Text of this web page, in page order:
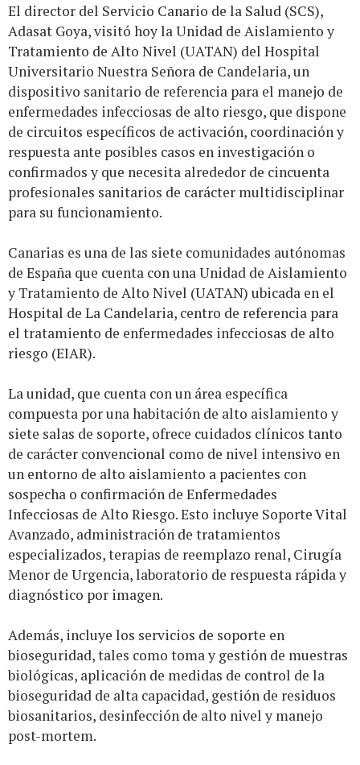
El director del Servicio Canario de la Salud (SCS),
Adasat Goya, visitó hoy la Unidad de Aislamiento y
Tratamiento de Alto Nivel (UATAN) del Hospital
Universitario Nuestra Señora de Candelaria, un
dispositivo sanitario de referencia para el manejo de
enfermedades infecciosas de alto riesgo, que dispone
de circuitos específicos de activación, coordinación y
respuesta ante posibles casos en investigación o
confirmados y que necesita alrededor de cincuenta
profesionales sanitarios de carácter multidisciplinar
para su funcionamiento.
Canarias es una de las siete comunidades autónomas
de España que cuenta con una Unidad de Aislamiento
y Tratamiento de Alto Nivel (UATAN) ubicada en el
Hospital de La Candelaria, centro de referencia para
el tratamiento de enfermedades infecciosas de alto
riesgo (EIAR).
La unidad, que cuenta con un área específica
compuesta por una habitación de alto aislamiento y
siete salas de soporte, ofrece cuidados clínicos tanto
de carácter convencional como de nivel intensivo en
un entorno de alto aislamiento a pacientes con
sospecha o confirmación de Enfermedades
Infecciosas de Alto Riesgo. Esto incluye Soporte Vital
Avanzado, administración de tratamientos
especializados, terapias de reemplazo renal, Cirugía
Menor de Urgencia, laboratorio de respuesta rápida y
diagnóstico por imagen.
Además, incluye los servicios de soporte en
bioseguridad, tales como toma y gestión de muestras
biológicas, aplicación de medidas de control de la
bioseguridad de alta capacidad, gestión de residuos
biosanitarios, desinfección de alto nivel y manejo
post-mortem.